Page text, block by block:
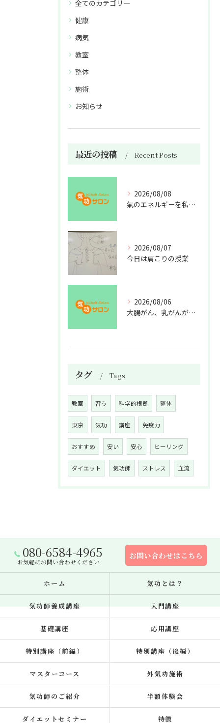
全てのカテゴリー
健康
病気
教室
整体
施術
お知らせ
最近の投稿 Recent Posts
2026/08/08
氣のエネルギーを私利私欲のために使うな
2026/08/07
今日は肩こりの授業
2026/08/06
大腸がん、乳がんが増えた理由
タグ Tags
教室 習う 科学的根拠 整体
東京 気功 講座 免疫力
おすすめ 安い 安心 ヒーリング
ダイエット 気功師 ストレス 血流
080-6584-4965
お気軽にお問い合わせください
お問い合わせはこちら
ホーム 気功とは？
気功師養成講座 入門講座
基礎講座 応用講座
特別講座（前編） 特別講座（後編）
マスターコース 外気功施術
気功師のご紹介 半額体験会
ダイエットセミナー 特徴